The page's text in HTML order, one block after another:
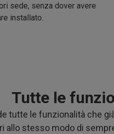
sede, senza dover avere
installato.
Tutte le
tutte le funzionalità che
allo stesso modo di